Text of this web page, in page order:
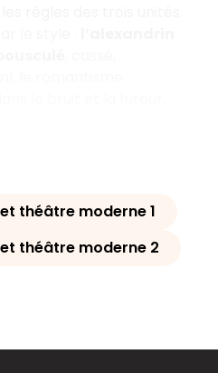
théâtre moderne 1
théâtre moderne 2